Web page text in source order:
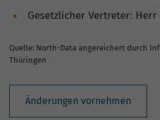
Gesetzlicher Vertreter:
Quelle: North-Data angereichert durch
Thüringen
Änderungen vornehmen